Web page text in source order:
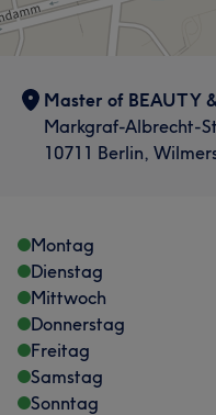
Master of BEAUTY
Markgraf-Albrecht-
10711 Berlin,
Montag
Dienstag
Mittwoch
Donnerstag
Freitag
Samstag
Sonntag